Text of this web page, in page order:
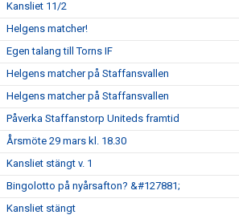
Kansliet 11/2
Helgens matcher!
Egen talang till Torns IF
Helgens matcher på Staffansvallen
Helgens matcher på Staffansvallen
Påverka Staffanstorp Uniteds framtid
Årsmöte 29 mars kl. 18.30
Kansliet stängt v. 1
Bingolotto på nyårsafton? &#127881;
Kansliet stängt